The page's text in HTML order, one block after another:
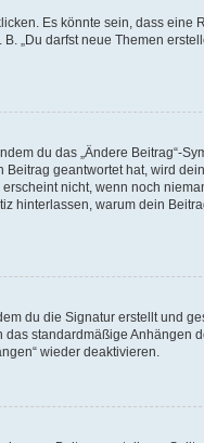
Es könnte sein, dass eine
„Du darfst neue Themen
du das „Ändere Beitrag“-
geantwortet hat, wird
nicht, wenn noch
hinterlassen, warum dein
du die Signatur erstellt und
standardmäßige Anhängen
wieder deaktivieren.